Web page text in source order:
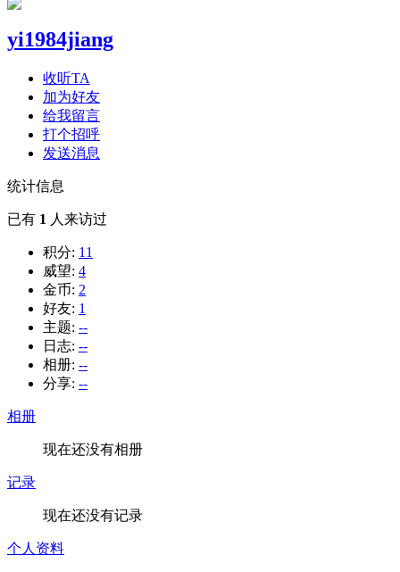
yi1984jiang
收听TA
加为好友
给我留言
打个招呼
发送消息
统计信息
已有 1 人来访过
积分: 11
威望: 4
金币: 2
好友: 1
主题: --
日志: --
相册: --
分享: --
相册
现在还没有相册
记录
现在还没有记录
个人资料